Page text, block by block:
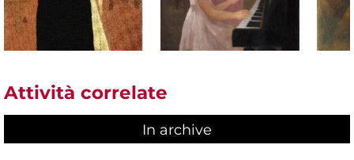
Attività correlate
In archive